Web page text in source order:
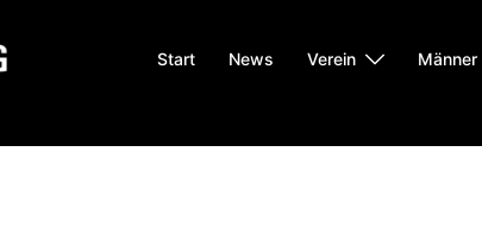
Start News Verein Männer